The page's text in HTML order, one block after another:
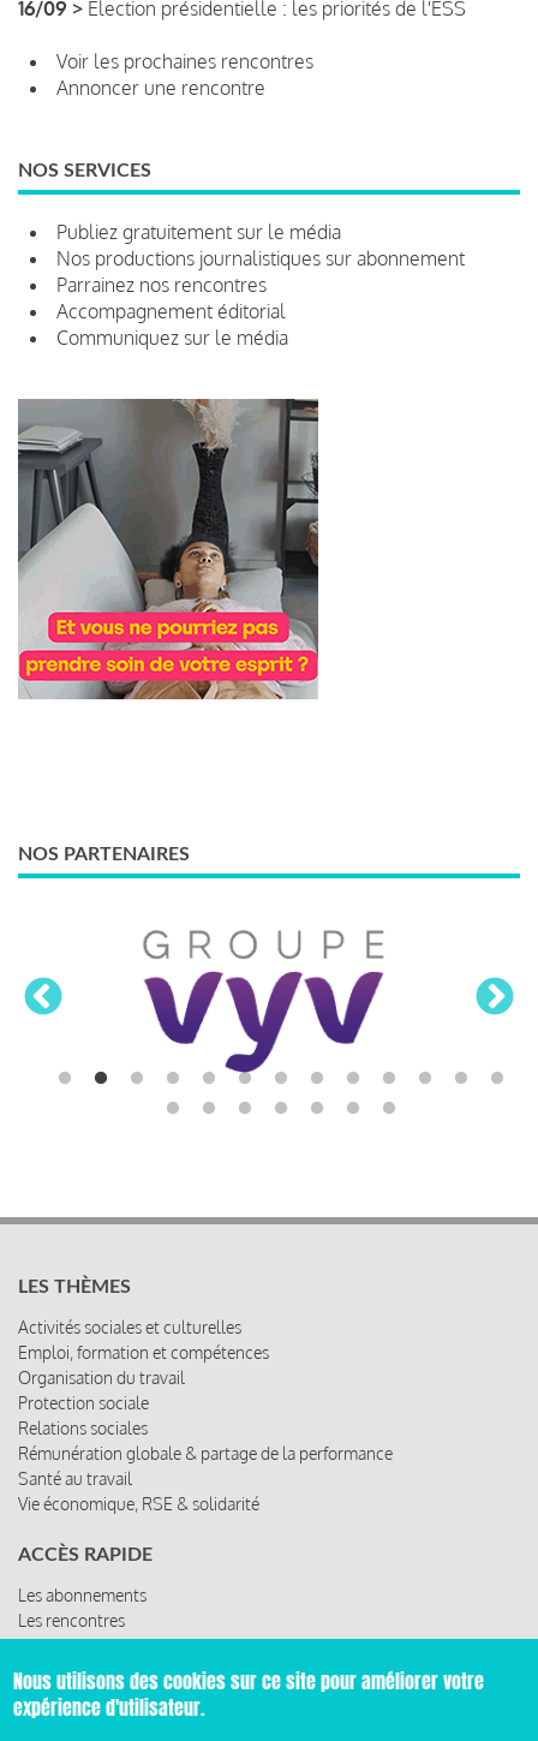
16/09 > Élection présidentielle : les priorités de l'ESS
Voir les prochaines rencontres
Annoncer une rencontre
NOS SERVICES
Publiez gratuitement sur le média
Nos productions journalistiques sur abonnement
Parrainez nos rencontres
Accompagnement éditorial
Communiquez sur le média
NOS PARTENAIRES
LES THÈMES
Activités sociales et culturelles
Emploi, formation et compétences
Organisation du travail
Protection sociale
Relations sociales
Rémunération globale & partage de la performance
Santé au travail
Vie économique, RSE & solidarité
ACCÈS RAPIDE
Les abonnements
Les rencontres
Les ressources
Nous utilisons des cookies sur ce site pour améliorer votre
expérience d'utilisateur.